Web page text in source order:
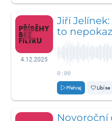
4.12.2025
Jiří
to
0:00
Přehraj Líbí se
Novoroční